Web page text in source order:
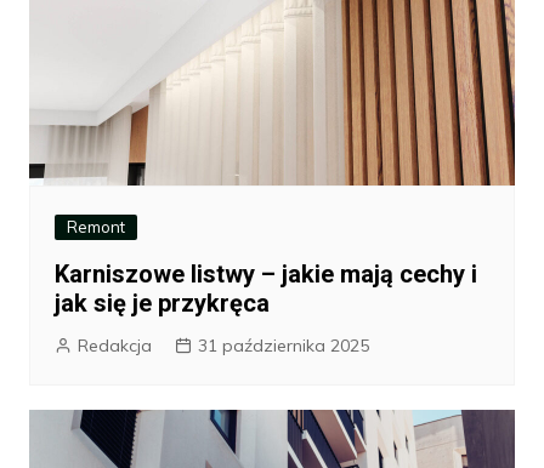
Remont
Karniszowe listwy – jakie mają cechy i
jak się je przykręca
Redakcja 31 października 2025